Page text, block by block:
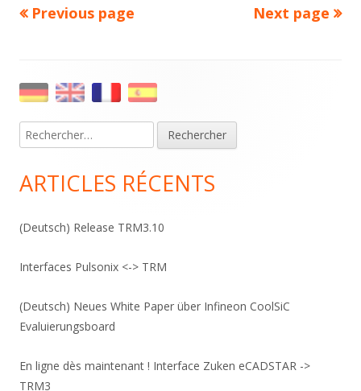
Navigation
articles
Previous page Next page
Main
Sidebar
Rechercher :
ARTICLES RÉCENTS
(Deutsch) Release TRM3.10
Interfaces Pulsonix <-> TRM
(Deutsch) Neues White Paper über Infineon CoolSiC
Evaluierungsboard
En ligne dès maintenant ! Interface Zuken eCADSTAR ->
TRM3